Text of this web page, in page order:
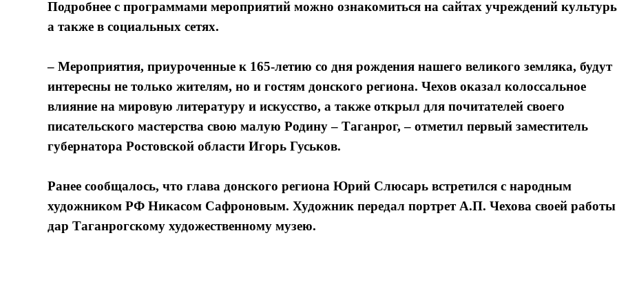
Подробнее с программами мероприятий можно ознакомиться на сайтах учреждений
а также в социальных сетях.
– Мероприятия, приуроченные к 165-летию со дня рождения нашего великого земляка, будут
интересны не только жителям, но и гостям донского региона. Чехов оказал колоссальное
влияние на мировую литературу и искусство, а также открыл для почитателей своего
писательского мастерства свою малую Родину – Таганрог, – отметил первый заместитель
губернатора Ростовской области Игорь Гуськов.
Ранее сообщалось, что глава донского региона Юрий Слюсарь встретился с народным
художником РФ Никасом Сафроновым. Художник передал портрет А.П. Чехова своей
дар Таганрогскому художественному музею.